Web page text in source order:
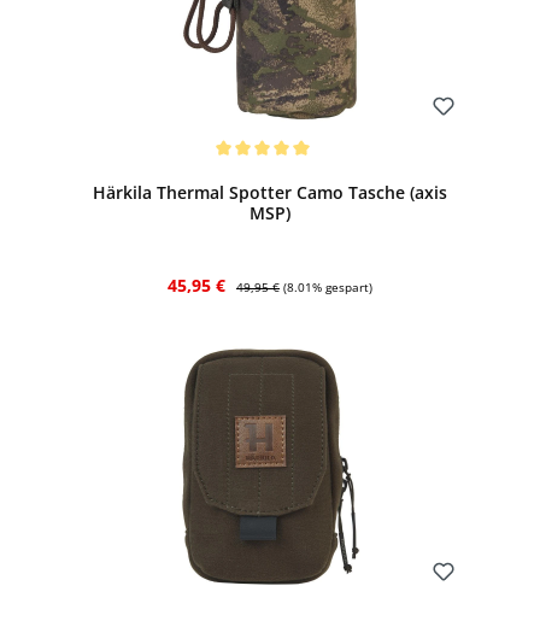
Härkila Thermal Spotter Camo Tasche (axis
MSP)
Verkaufspreis:
45,95 € Regulärer Preis:
49,95 € (8.01% gespart)